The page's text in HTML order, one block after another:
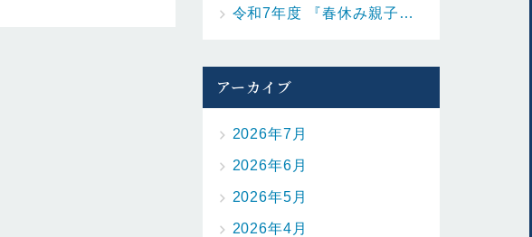
令和7年度 『春休み親子お魚料理教室』を開催しました
アーカイブ
2026年7月
2026年6月
2026年5月
2026年4月